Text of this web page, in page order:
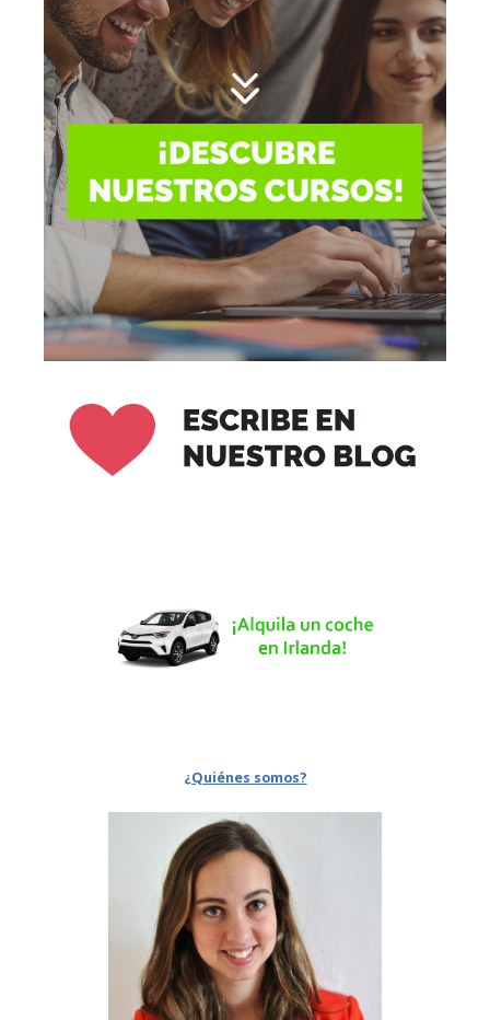
¿Quiénes somos?